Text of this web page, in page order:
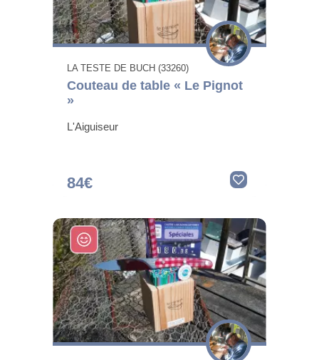
LA TESTE DE BUCH (33260)
Couteau de table « Le Pignot
»
L'Aiguiseur
84€